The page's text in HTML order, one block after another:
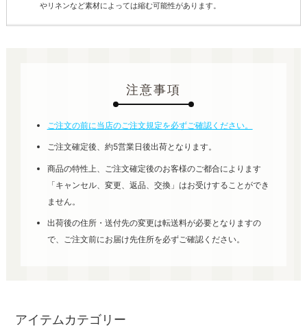
やリネンなど素材によっては縮む可能性があります。
注意事項
ご注文の前に当店のご注文規定を必ずご確認ください。
ご注文確定後、約5営業日後出荷となります。
商品の特性上、ご注文確定後のお客様のご都合によります
「キャンセル、変更、返品、交換」はお受けすることができ
ません。
出荷後の住所・送付先の変更は転送料が必要となりますの
で、ご注文前にお届け先住所を必ずご確認ください。
アイテムカテゴリー